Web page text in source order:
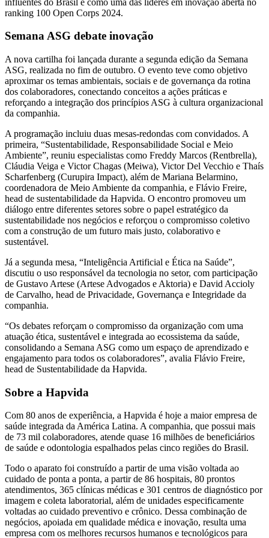
ranking 100 Open Corps 2024.
Semana ASG debate inovação
A nova cartilha foi lançada durante a segunda edição da Semana
ASG, realizada no fim de outubro. O evento teve como objetivo
aproximar os temas ambientais, sociais e de governança da rotina
dos colaboradores, conectando conceitos a ações práticas e
reforçando a integração dos princípios ASG à cultura organizacional
da companhia.
A programação incluiu duas mesas-redondas com convidados. A
primeira, “Sustentabilidade, Responsabilidade Social e Meio
Ambiente”, reuniu especialistas como Freddy Marcos (Rentbrella),
Cláudia Veiga e Victor Chagas (Meiwa), Victor Del Vecchio e Thaís
Scharfenberg (Curupira Impact), além de Mariana Belarmino,
coordenadora de Meio Ambiente da companhia, e Flávio Freire,
head de sustentabilidade da Hapvida. O encontro promoveu um
diálogo entre diferentes setores sobre o papel estratégico da
sustentabilidade nos negócios e reforçou o compromisso coletivo
com a construção de um futuro mais justo, colaborativo e
sustentável.
Já a segunda mesa, “Inteligência Artificial e Ética na Saúde”,
discutiu o uso responsável da tecnologia no setor, com participação
de Gustavo Artese (Artese Advogados e Aktoria) e David Accioly
de Carvalho, head de Privacidade, Governança e Integridade da
companhia.
“Os debates reforçam o compromisso da organização com uma
atuação ética, sustentável e integrada ao ecossistema da saúde,
consolidando a Semana ASG como um espaço de aprendizado e
engajamento para todos os colaboradores”, avalia Flávio Freire,
head de Sustentabilidade da Hapvida.
Sobre a Hapvida
Com 80 anos de experiência, a Hapvida é hoje a maior empresa de
saúde integrada da América Latina. A companhia, que possui mais
de 73 mil colaboradores, atende quase 16 milhões de beneficiários
de saúde e odontologia espalhados pelas cinco regiões do Brasil.
Todo o aparato foi construído a partir de uma visão voltada ao
cuidado de ponta a ponta, a partir de 86 hospitais, 80 prontos
atendimentos, 365 clínicas médicas e 301 centros de diagnóstico por
imagem e coleta laboratorial, além de unidades especificamente
voltadas ao cuidado preventivo e crônico. Dessa combinação de
negócios, apoiada em qualidade médica e inovação, resulta uma
empresa com os melhores recursos humanos e tecnológicos para